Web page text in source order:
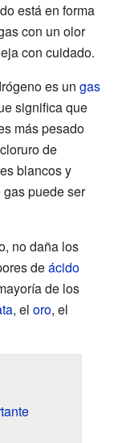
está en forma
con un olor
con cuidado.
es un gas
significa que
más pesado
de
blancos y
puede ser
no daña los
deácido
de los
, el oro, el